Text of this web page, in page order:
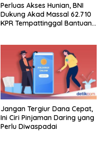
Perluas Akses Hunian, BNI
Dukung Akad Massal 62.710
KPR Tempattinggal Bantuan
Jangan Tergiur Dana Cepat,
Ini Ciri Pinjaman Daring yang
Perlu Diwaspadai